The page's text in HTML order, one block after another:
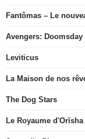
Fantômas – Le
Avengers: Doomsday
Leviticus
La Maison de nos
The Dog Stars
Le Royaume d'Orïsha